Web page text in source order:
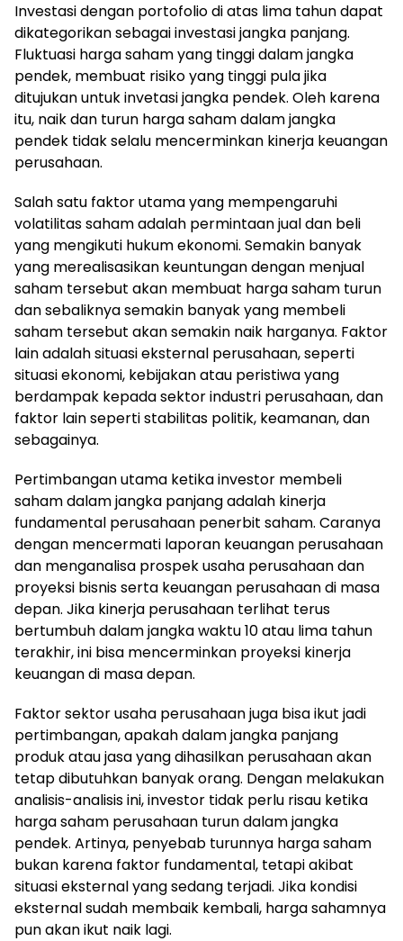
Investasi dengan portofolio di atas lima tahun dapat
dikategorikan sebagai investasi jangka panjang.
Fluktuasi harga saham yang tinggi dalam jangka
pendek, membuat risiko yang tinggi pula jika
ditujukan untuk invetasi jangka pendek. Oleh karena
itu, naik dan turun harga saham dalam jangka
pendek tidak selalu mencerminkan kinerja keuangan
perusahaan.
Salah satu faktor utama yang mempengaruhi
volatilitas saham adalah permintaan jual dan beli
yang mengikuti hukum ekonomi. Semakin banyak
yang merealisasikan keuntungan dengan menjual
saham tersebut akan membuat harga saham turun
dan sebaliknya semakin banyak yang membeli
saham tersebut akan semakin naik harganya. Faktor
lain adalah situasi eksternal perusahaan, seperti
situasi ekonomi, kebijakan atau peristiwa yang
berdampak kepada sektor industri perusahaan, dan
faktor lain seperti stabilitas politik, keamanan, dan
sebagainya.
Pertimbangan utama ketika investor membeli
saham dalam jangka panjang adalah kinerja
fundamental perusahaan penerbit saham. Caranya
dengan mencermati laporan keuangan perusahaan
dan menganalisa prospek usaha perusahaan dan
proyeksi bisnis serta keuangan perusahaan di masa
depan. Jika kinerja perusahaan terlihat terus
bertumbuh dalam jangka waktu 10 atau lima tahun
terakhir, ini bisa mencerminkan proyeksi kinerja
keuangan di masa depan.
Faktor sektor usaha perusahaan juga bisa ikut jadi
pertimbangan, apakah dalam jangka panjang
produk atau jasa yang dihasilkan perusahaan akan
tetap dibutuhkan banyak orang. Dengan melakukan
analisis-analisis ini, investor tidak perlu risau ketika
harga saham perusahaan turun dalam jangka
pendek. Artinya, penyebab turunnya harga saham
bukan karena faktor fundamental, tetapi akibat
situasi eksternal yang sedang terjadi. Jika kondisi
eksternal sudah membaik kembali, harga sahamnya
pun akan ikut naik lagi.